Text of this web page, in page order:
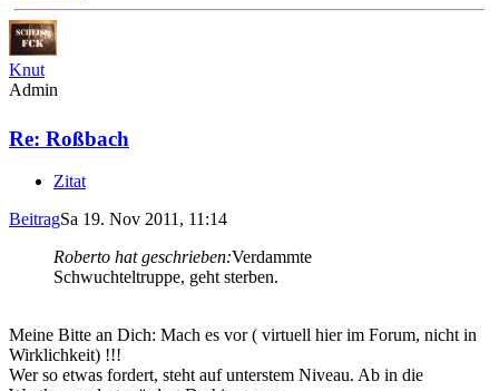
Knut
Admin
Re: Roßbach
Zitat
BeitragSa 19. Nov 2011, 11:14
Roberto hat geschrieben:Verdammte
Schwuchteltruppe, geht sterben.
Meine Bitte an Dich: Mach es vor ( virtuell hier im Forum, nicht in
Wirklichkeit) !!!
Wer so etwas fordert, steht auf unterstem Niveau. Ab in die